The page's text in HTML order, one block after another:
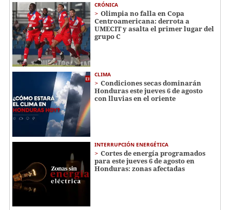
CRÓNICA
Olimpia no falla en Copa
Centroamericana: derrota a
UMECIT y asalta el primer lugar del
grupo C
CLIMA
Condiciones secas dominarán
Honduras este jueves 6 de agosto
con lluvias en el oriente
INTERRUPCIÓN ENERGÉTICA
Cortes de energía programados
para este jueves 6 de agosto en
Honduras: zonas afectadas